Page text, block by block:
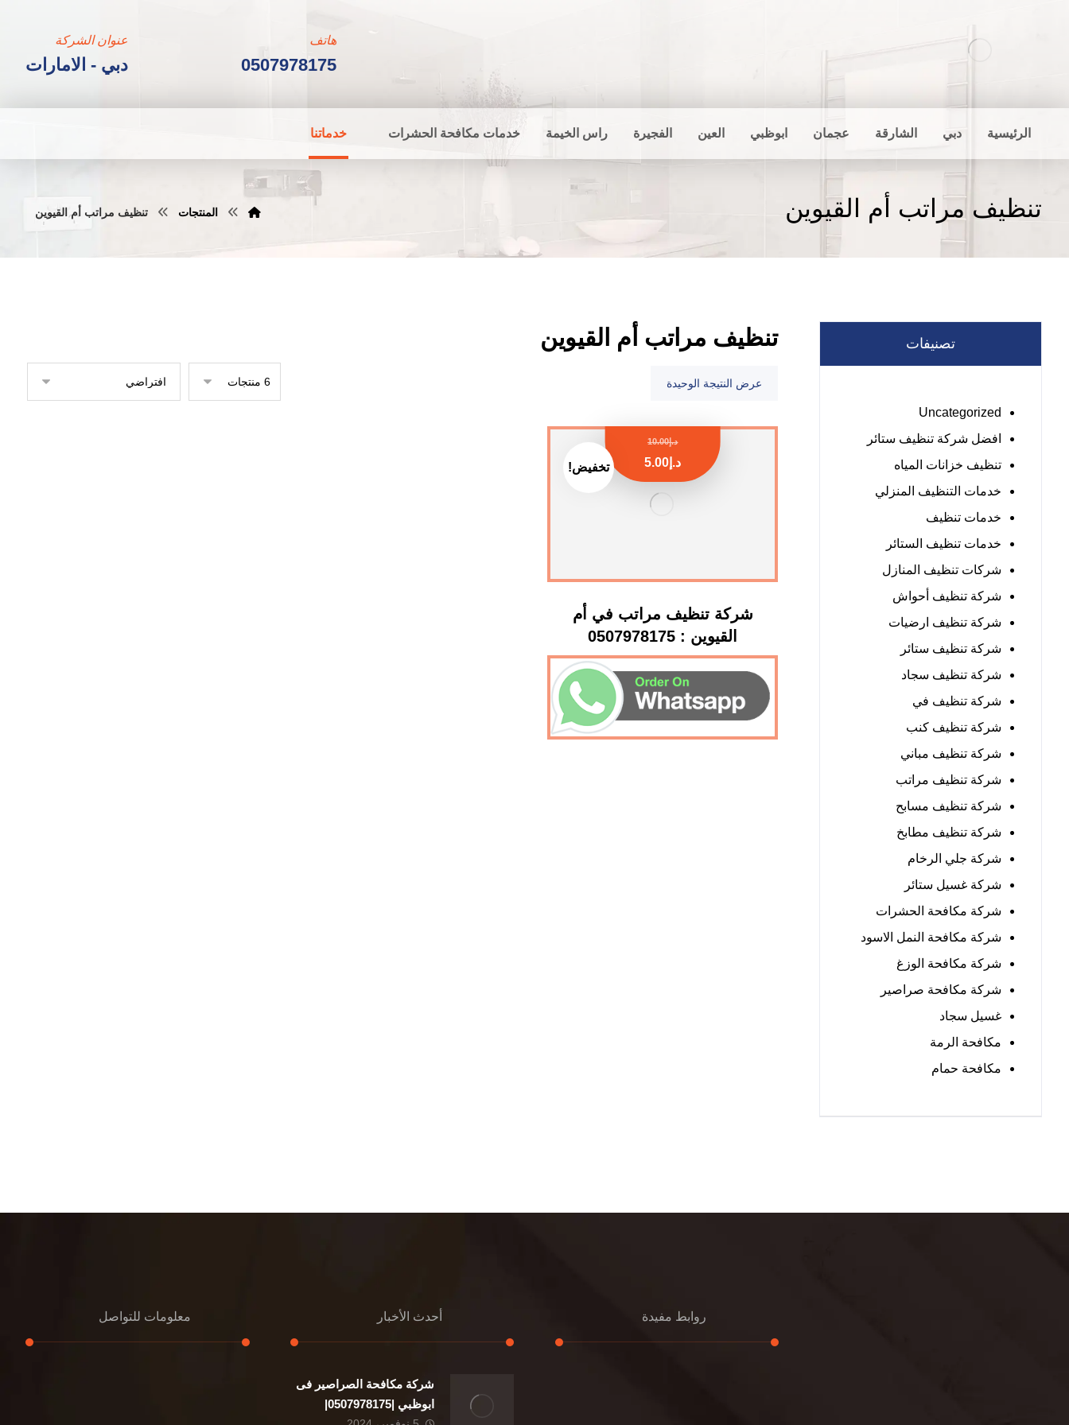
عنوان الشركة
دبي - الامارات
هاتف
0507978175
الرئيسية دبي الشارقة عجمان ابوظبي العين الفجيرة راس الخيمة خدمات مكافحة الحشرات خدماتنا
تنظيف مراتب أم القيوين المنتجات تنظيف مراتب أم القيوين
تنظيف مراتب أم القيوين
عرض النتيجة الوحيدة
تخفيض!
شركة تنظيف مراتب في أم
القيوين : 0507978175
د.إ10.00
د.إ 5.00
تصنيفات
Uncategorized
افضل شركة تنظيف ستائر
تنظيف خزانات المياه
خدمات التنظيف المنزلي
خدمات تنظيف
خدمات تنظيف الستائر
شركات تنظيف المنازل
شركة تنظيف أحواش
شركة تنظيف ارضيات
شركة تنظيف ستائر
شركة تنظيف سجاد
شركة تنظيف في
شركة تنظيف كنب
شركة تنظيف مباني
شركة تنظيف مراتب
شركة تنظيف مسابح
شركة تنظيف مطابخ
شركة جلي الرخام
شركة غسيل ستائر
شركة مكافحة الحشرات
شركة مكافحة النمل الاسود
شركة مكافحة الوزغ
شركة مكافحة صراصير
غسيل سجاد
مكافحة الرمة
مكافحة حمام
روابط مفيدة أحدث الأخبار
شركة مكافحة الصراصير فى
ابوظبي |0507978175|
معلومات للتواصل